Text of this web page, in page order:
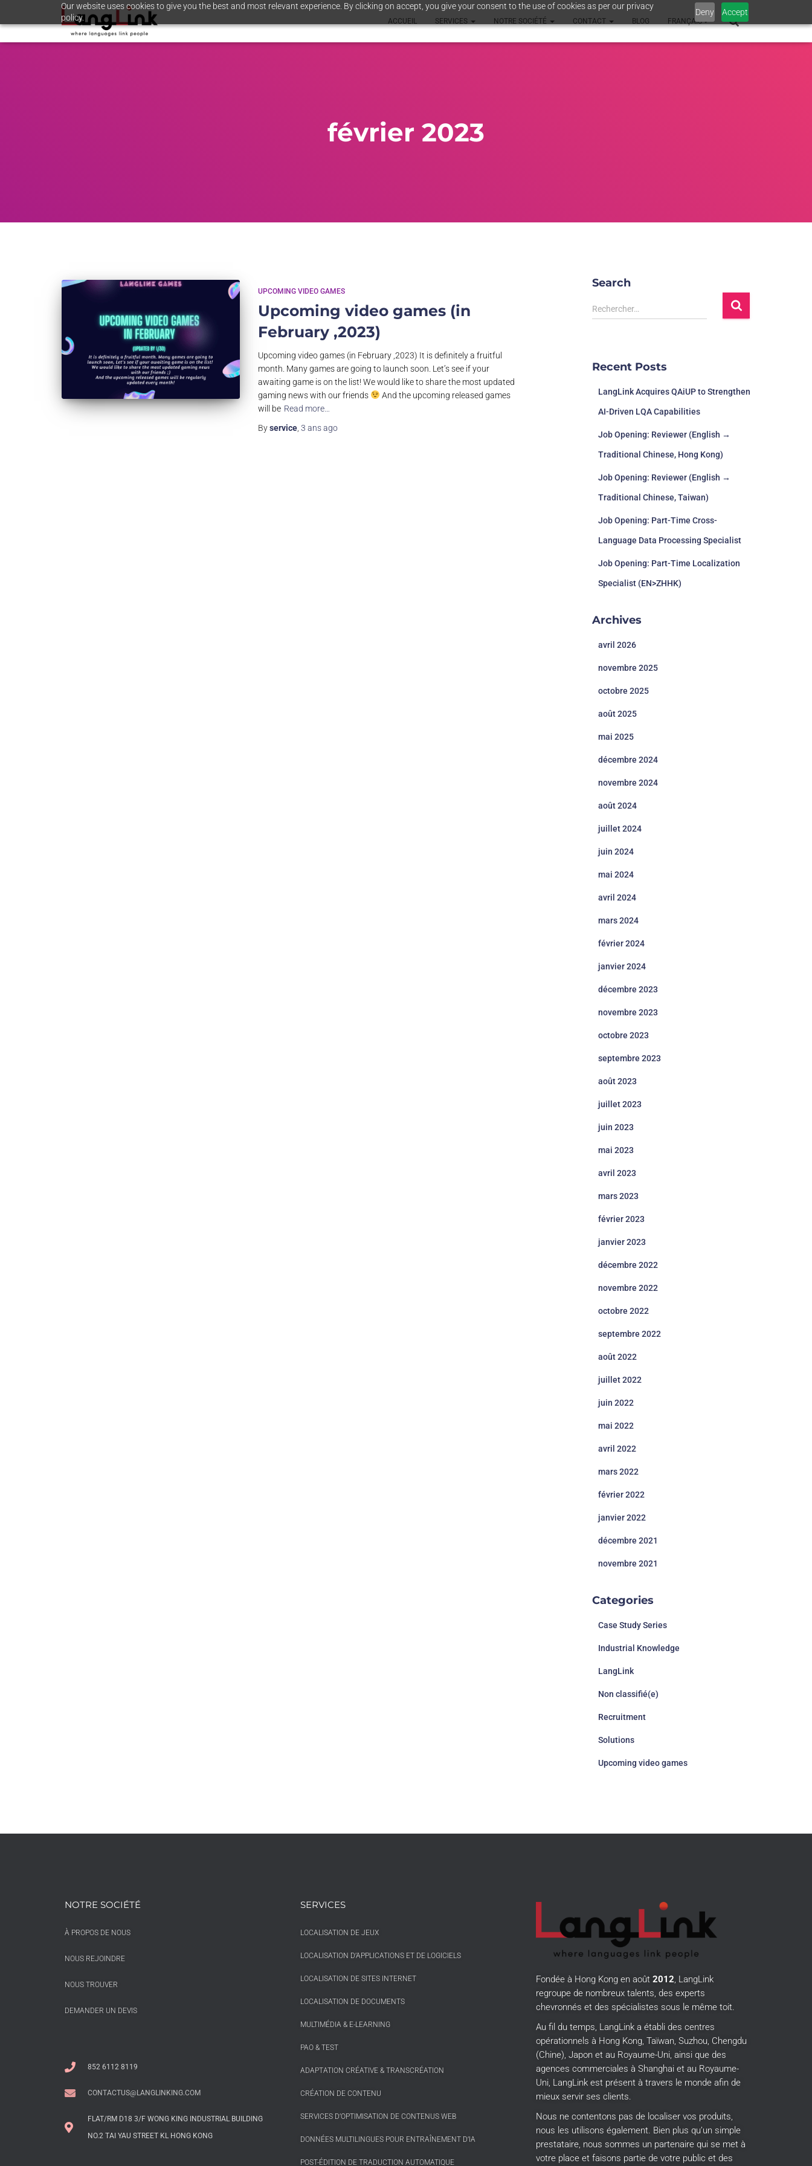
Our website uses cookies to give you the best and most relevant experience. By clicking on accept, you give your consent to the use of cookies as per our privacy
policy.
Deny Accept
ACCUEIL SERVICES NOTRE SOCIÉTÉ CONTACT BLOG FRANÇAIS
février 2023
UPCOMING VIDEO GAMES
Upcoming video games (in
February ,2023)
Upcoming video games (in February ,2023) It is definitely a fruitful
month. Many games are going to launch soon. Let’s see if your
awaiting game is on the list! We would like to share the most updated
gaming news with our friends
And the upcoming released games
will be Read more…
Byservice 3 ansago
Search
Rechercher…
Recent Posts
LangLink Acquires QAiUP to Strengthen
AI-Driven LQA Capabilities
Job Opening: Reviewer (English →
Traditional Chinese, Hong Kong)
Job Opening: Reviewer (English →
Traditional Chinese, Taiwan)
Job Opening: Part-Time Cross-
Language Data Processing Specialist
Job Opening: Part-Time Localization
Specialist (EN>ZHHK)
Archives
avril 2026
novembre 2025
octobre 2025
août 2025
mai 2025
décembre 2024
novembre 2024
août 2024
juillet 2024
juin 2024
mai 2024
avril 2024
mars 2024
février 2024
janvier 2024
décembre 2023
novembre 2023
octobre 2023
septembre 2023
août 2023
juillet 2023
juin 2023
mai 2023
avril 2023
mars 2023
février 2023
janvier 2023
décembre 2022
novembre 2022
octobre 2022
septembre 2022
août 2022
juillet 2022
juin 2022
mai 2022
avril 2022
mars 2022
février 2022
janvier 2022
décembre 2021
novembre 2021
Categories
Case Study Series
Industrial Knowledge
LangLink
Non classifié(e)
Recruitment
Solutions
Upcoming video games
NOTRE SOCIÉTÉ
À PROPOS DE NOUS
NOUS REJOINDRE
NOUS TROUVER
DEMANDER UN DEVIS
852 6112 8119
CONTACTUS@LANGLINKING.COM
FLAT/RM D18 3/F WONG KING INDUSTRIAL BUILDING
NO.2 TAI YAU STREET KL HONG KONG
SERVICES
LOCALISATION DE JEUX
LOCALISATION D’APPLICATIONS ET DE LOGICIELS
LOCALISATION DE SITES INTERNET
LOCALISATION DE DOCUMENTS
MULTIMÉDIA & E-LEARNING
PAO & TEST
ADAPTATION CRÉATIVE & TRANSCRÉATION
CRÉATION DE CONTENU
SERVICES D’OPTIMISATION DE CONTENUS WEB
DONNÉES MULTILINGUES POUR ENTRAÎNEMENT D’IA
POST-ÉDITION DE TRADUCTION AUTOMATIQUE
Fondée à Hong Kong en août 2012, LangLink
regroupe de nombreux talents, des experts
chevronnés et des spécialistes sous le même toit.
Au fil du temps, LangLink a établi des centres
opérationnels à Hong Kong, Taïwan, Suzhou, Chengdu
(Chine), Japon et au Royaume-Uni, ainsi que des
agences commerciales à Shanghai et au Royaume-
Uni, LangLink est présent à travers le monde afin de
mieux servir ses clients.
Nous ne contentons pas de localiser vos produits,
nous les utilisons également. Bien plus qu’un simple
prestataire, nous sommes un partenaire qui se met à
votre place et faisons partie de votre public et des